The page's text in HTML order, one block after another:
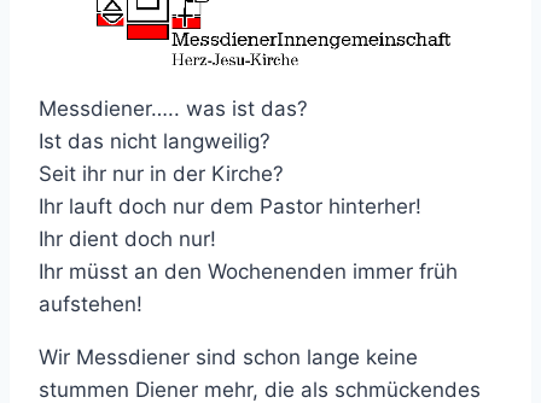
Messdiener….. was ist das?
Ist das nicht langweilig?
Seit ihr nur in der Kirche?
Ihr lauft doch nur dem Pastor hinterher!
Ihr dient doch nur!
Ihr müsst an den Wochenenden immer früh
aufstehen!
Wir Messdiener sind schon lange keine
stummen Diener mehr, die als schmückendes